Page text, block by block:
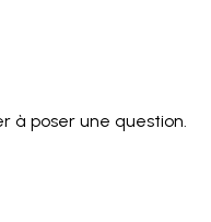
à poser une question.